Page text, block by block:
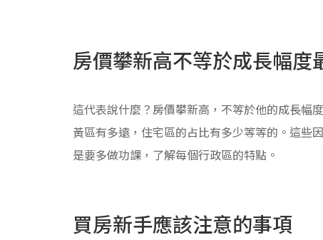
房價攀新高不等於成長幅度
這代表說什麼？房價攀新高，不等於他的成長幅
黃區有多遠，住宅區的占比有多少等等的。這些
是要多做功課，了解每個行政區的特點。
買房新手應該注意的事項